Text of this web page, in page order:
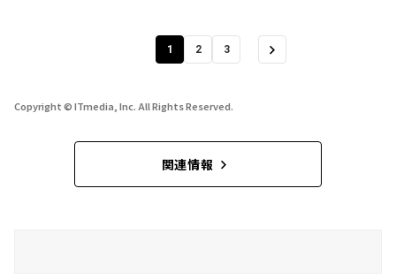
1 2 3
Copyright © ITmedia, Inc. All Rights Reserved.
関連情報